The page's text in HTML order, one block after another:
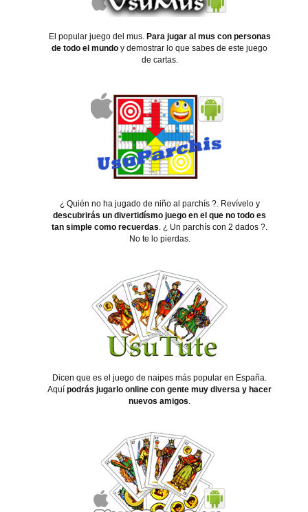
El popular juego del mus.Para jugar al mus con personas
de todo el mundo y demostrar lo que sabes de este juego
de cartas.
¿ Quién no ha jugado de niño al parchís ?. Revívelo y
descubrirás un divertidísmo juego en el que no todo es
tan simple como recuerdas. ¿ Un parchís con 2 dados ?.
No te lo pierdas.
Dicen que es el juego de naipes más popular en España.
Aquí podrás jugarlo online con gente muy diversa y hacer
nuevos amigos.